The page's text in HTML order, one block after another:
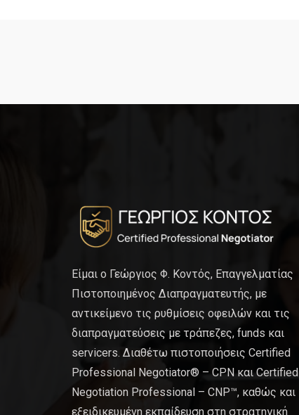
Είμαι ο Γεώργιος Φ. Κοντός, Επαγγελματίας
Πιστοποιημένος Διαπραγματευτής, με
αντικείμενο τις ρυθμίσεις οφειλών και τις
διαπραγματεύσεις με τράπεζες, funds και
servicers. Διαθέτω πιστοποιήσεις Certified
Professional Negotiator® – CPN και Certified
Negotiation Professional – CNP™, καθώς και
εξειδικευμένη εκπαίδευση στη στρατηγική